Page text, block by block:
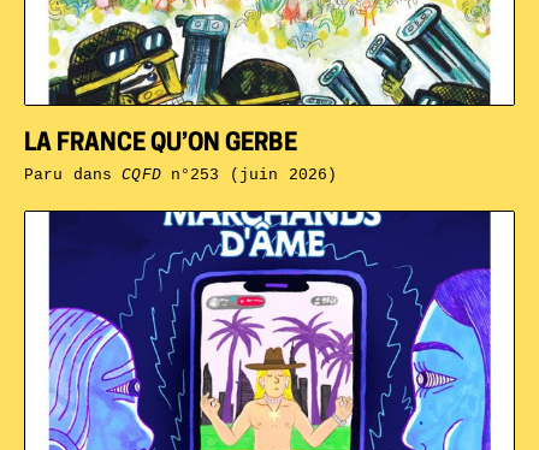
LA FRANCE QU’ON GERBE
Paru dansCQFDn°253 (juin 2026)